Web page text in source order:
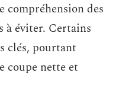
compréhension des
à éviter. Certains
clés, pourtant
coupe nette et